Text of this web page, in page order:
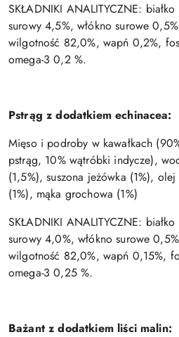
SKŁADNIKI ANALITYCZNE:
surowy 4,5%, włókno surowe
wilgotność 82,0%, wapń 0,2%,
omega-3 0,2 %.
Pstrąg z dodatkiem echinacea:
Mięso i podroby w kawałkach
pstrąg, 10% wątróbki indycze),
(1,5%), suszona jeżówka (1%),
(1%), mąka grochowa (1%)
SKŁADNIKI ANALITYCZNE: białko
surowy 4,0%, włókno surowe
wilgotność 82,0%, wapń 0,15%,
omega-3 0,25 %.
Bażant z dodatkiem liści malin: